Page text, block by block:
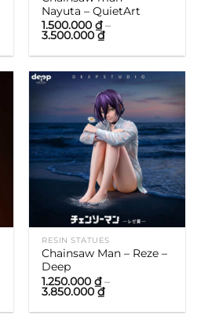
Nayuta – QuietArt
1.500.000₫ –
3.500.000₫Khoảng
giá:
từ
đến
3.500.000 ₫
RESIN STATUES
Chainsaw Man – Reze –
Deep
1.250.000₫ –
3.850.000₫Khoảng
giá:
từ